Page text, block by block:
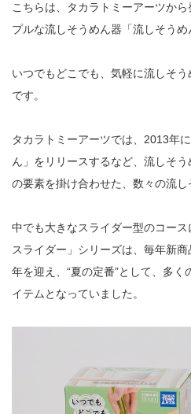
こちらは、タカラトミーアーツか
プルな流しそうめん器「流しそうめ
いつでもどこでも、気軽に流しそ
です。
タカラトミーアーツでは、2013年
ん」をリリースするなど、流しそ
の要素を掛け合わせた、数々の流し
中でも大きなスライダー型のコー
スライダー」シリーズは、毎年新
年を迎え、“夏の定番”として、多
イテムとなっていました。